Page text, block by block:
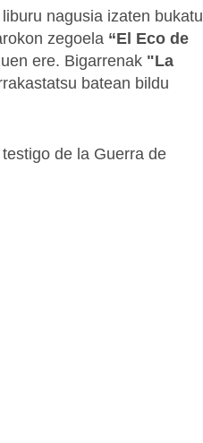
nagusia izaten bukatu
zegoela“El Eco de
ere. Bigarrenak "La
batean bildu
de la Guerra de